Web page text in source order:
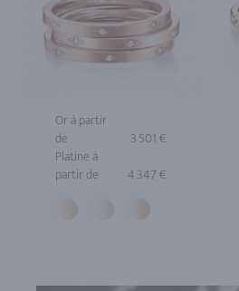
Or à partir
de
3 501 €
Platine à
partir de
4 347 €